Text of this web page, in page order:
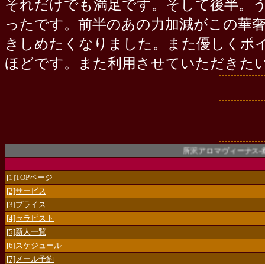
それだけでも満足です。そして後半。
ったです。前半のあの力加減がこの華
きしめたくなりました。また優しくポ
ほどです。また利用させていただきた
所沢アロマヴィーナス-癒やし
[1]TOPページ
[2]サービス
[3]プライス
[4]セラピスト
[5]新人一覧
[6]スケジュール
[7]メール予約